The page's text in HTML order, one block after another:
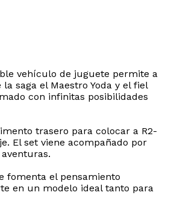
vehículo de juguete permite a
saga el Maestro Yoda y el fiel
con infinitas posibilidades
trasero para colocar a R2-
El set viene acompañado por
fomenta el pensamiento
en un modelo ideal tanto para